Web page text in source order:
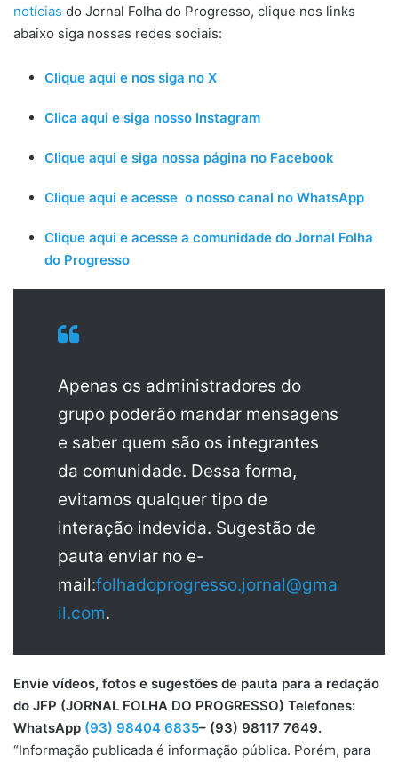
notícias do Jornal Folha do Progresso, clique nos links
abaixo siga nossas redes sociais:
Clique aqui e nos siga no X
Clica aqui e siga nosso Instagram
Clique aqui e siga nossa página no Facebook
Clique aqui e acesse o nosso canal no WhatsApp
Clique aqui e acesse a comunidade do Jornal Folha
do Progresso
Apenas os administradores do
grupo poderão mandar mensagens
e saber quem são os integrantes
da comunidade. Dessa forma,
evitamos qualquer tipo de
interação indevida. Sugestão de
pauta enviar no e-
mail:folhadoprogresso.jornal@gma
il.com.
Envie vídeos, fotos e sugestões de pauta para a redação
do JFP (JORNAL FOLHA DO PROGRESSO) Telefones:
WhatsApp (93) 98404 6835– (93) 98117 7649.
“Informação publicada é informação pública. Porém, para